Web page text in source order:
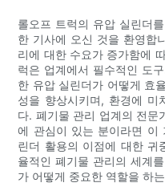
롤오프 트럭의 유압 실린더
한 기사에 오신 것을 환영합
리에 대한 수요가 증가함에
럭은 업계에서 필수적인 도
한 유압 실린더가 어떻게 효
성을 향상시키며, 환경에 미
다. 폐기물 관리 업계의 전문
에 관심이 있는 분이라면 이
린더 활용의 이점에 대한 귀
율적인 폐기물 관리의 세계
가 어떻게 중요한 역할을 하